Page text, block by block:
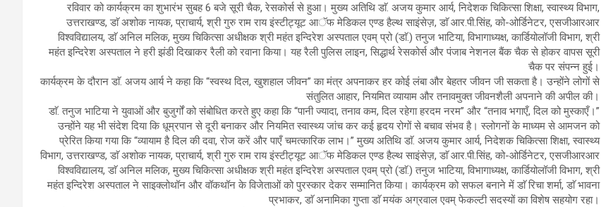
रविवार को कार्यक्रम का शुभारंभ सुबह 6 बजे सूरी चैक, रेसकोर्स से हुआ। मुख्य अतिथि डाॅ. अजय कुमार आर्य, निदेशक चिकित्सा शिक्षा, स्वास्थ्य विभाग,
उत्तराखण्ड, डाॅ अशोक नायक, प्राचार्य, श्री गुरु राम राय इंस्टीट्यूट आॅफ मेडिकल एण्ड हैल्थ साइंसेज़, डाॅ आर.पी.सिंह, को-ओर्डिनेटर, एसजीआरआर
विश्वविद्यालय, डाॅ अनिल मलिक, मुख्य चिकित्सा अधीक्षक श्री महंत इन्दिरेश अस्पताल एवम् प्रो (डाॅ.) तनुज भाटिया, विभागाध्यक्ष, कार्डियोलॉजी विभाग, श्री
महंत इन्दिरेश अस्पताल ने हरी झंडी दिखाकर रैली को रवाना किया। यह रैली पुलिस लाइन, सिद्धार्थ रेसकोर्स और पंजाब नेशनल बैंक चैक से होकर वापस सूरी
चैक पर संपन्न हुई।
कार्यक्रम के दौरान डाॅ. अजय आर्य ने कहा कि “स्वस्थ दिल, खुशहाल जीवन” का मंत्र अपनाकर हर कोई लंबा और बेहतर जीवन जी सकता है। उन्होंने लोगों से
संतुलित आहार, नियमित व्यायाम और तनावमुक्त जीवनशैली अपनाने की अपील की।
डाॅ. तनुज भाटिया ने युवाओं और बुजुर्गों को संबोधित करते हुए कहा कि “पानी ज्यादा, तनाव कम, दिल रहेगा हरदम नरम” और “तनाव भगाएँ, दिल को मुस्काएँ।”
उन्होंने यह भी संदेश दिया कि धूम्रपान से दूरी बनाकर और नियमित स्वास्थ्य जांच कर कई हृदय रोगों से बचाव संभव है। स्लोगनों के माध्यम से आमजन को
प्रेरित किया गया कि “व्यायाम है दिल की दवा, रोज करें और पाएँ चमत्कारिक लाभ।” मुख्य अतिथि डाॅ. अजय कुमार आर्य, निदेशक चिकित्सा शिक्षा, स्वास्थ्य
विभाग, उत्तराखण्ड, डाॅ अशोक नायक, प्राचार्य, श्री गुरु राम राय इंस्टीट्यूट आॅफ मेडिकल एण्ड हैल्थ साइंसेज़, डाॅ आर.पी.सिंह, को-ओर्डिनेटर, एसजीआरआर
विश्वविद्यालय, डाॅ अनिल मलिक, मुख्य चिकित्सा अधीक्षक श्री महंत इन्दिरेश अस्पताल एवम् प्रो (डाॅ.) तनुज भाटिया, विभागाध्यक्ष, कार्डियोलॉजी विभाग, श्री
महंत इन्दिरेश अस्पताल ने साइक्लोथॉन और वॉकथॉन के विजेताओं को पुरस्कार देकर सम्मानित किया। कार्यक्रम को सफल बनाने में डाॅ रिचा शर्मा, डाॅ भावना
प्रभाकर, डाॅ अनामिका गुप्ता डाॅ मयंक अग्रवाल एवम् फेकल्टी सदस्यों का विशेष सहयोग रहा।